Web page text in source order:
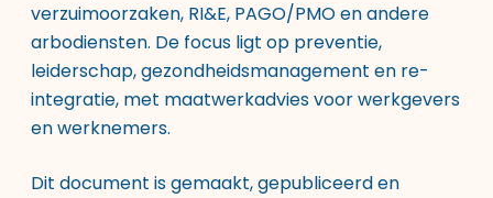
verzuimoorzaken, RI&E, PAGO/PMO en andere
arbodiensten. De focus ligt op preventie,
leiderschap, gezondheidsmanagement en re-
integratie, met maatwerkadvies voor werkgevers
en werknemers.
Dit document is gemaakt, gepubliceerd en